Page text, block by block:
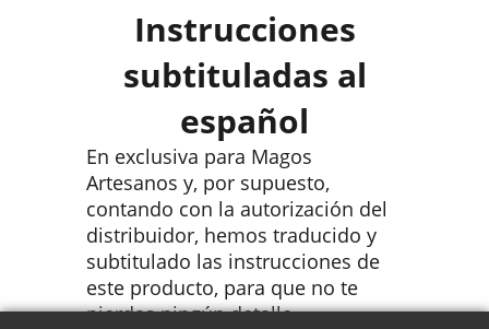
Instrucciones
subtituladas al
español
En exclusiva para Magos
Artesanos y, por supuesto,
contando con la autorización del
distribuidor, hemos traducido y
subtitulado las instrucciones de
este producto, para que no te
pierdas ningún detalle.